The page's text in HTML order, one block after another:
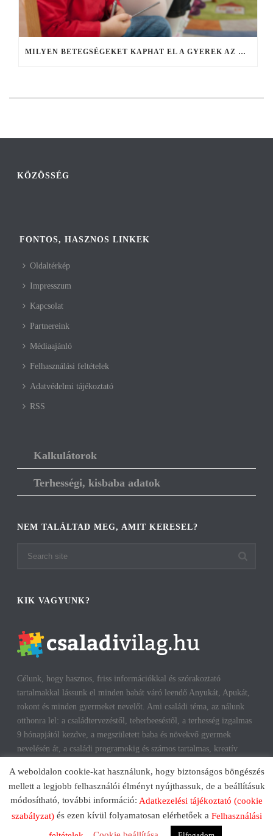
MILYEN BETEGSÉGEKET KAPHAT EL A GYEREK AZ ÓVODÁBAN, ISKOLÁBAN?
KÖZÖSSÉG
FONTOS, HASZNOS LINKEK
Oldaltérkép
Impresszum
Kapcsolat
Partnereink
Médiaajánló
Felhasználási feltételek
Adatvédelmi tájékoztató
RSS
Kalkulátorok
Terhességi, kisbaba adatok
NEM TALÁLTAD MEG, AMIT KERESEL?
KIK VAGYUNK?
Célunk, hogy hasznos, friss információkkal és szórakoztató
tartalmakkal lássunk el minden babát váró leendő Anyukát, Apukát,
rokont és minden gyermeket nevelőt. Ami családi téma, az nálunk
otthonra lel: a családtervezéstől, teherbeeséstől, a terhesség izgalmas
9 hónapjától kezdve, a megszületett baba és növekvő gyermek
nevelésén át, a családi programokig és számos tartalmas, kreatív
gyermekkorhoz, gyerekeink testi és lelki egészségéhez az út többek
között a szülők megfelelő attitűdje, kíváncsisága, jól informáltsága
mentén vezet. Reméljük, mi is segítünk ezen az úton!
A weboldalon cookie-kat használunk, hogy biztonságos böngészés
mellett a legjobb felhasználói élményt nyújthassuk, de a beállításuk
módosítható, további információ: Adatkezelési tájékoztató (cookie
szabályzat) és ezen kívül folyamatosan elérhetőek a Felhasználási